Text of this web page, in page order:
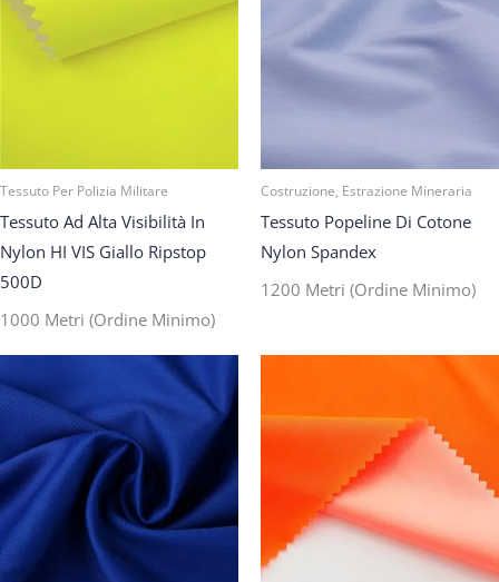
Tessuto Per Polizia Militare
Tessuto Ad Alta Visibilità In
Nylon HI VIS Giallo Ripstop
500D
1000 Metri (ordine Minimo)
Costruzione, Estrazione Mineraria
Tessuto Popeline Di Cotone
Nylon Spandex
1200 Metri (ordine Minimo)